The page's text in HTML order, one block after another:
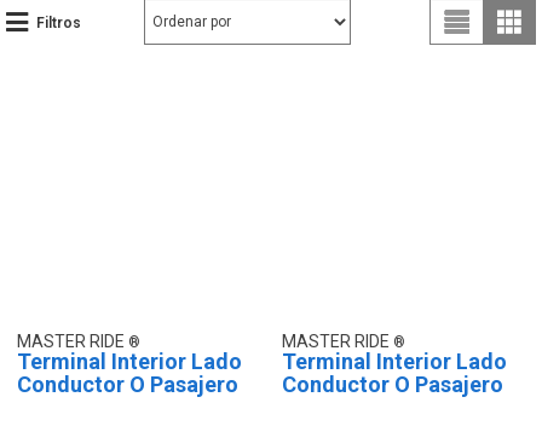
Filtros
MASTER RIDE
Terminal Interior Lado
Conductor O Pasajero
MASTER RIDE
Terminal Interior Lado
Conductor O Pasajero